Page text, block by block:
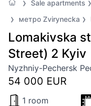
Sale apartments
метро Zvirynecka
Lomakivska
Street) 2 Kyiv
Nyzhniy-Pechersk
54 000 EUR
1 room